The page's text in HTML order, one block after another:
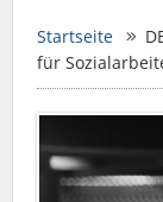
Startseite
für